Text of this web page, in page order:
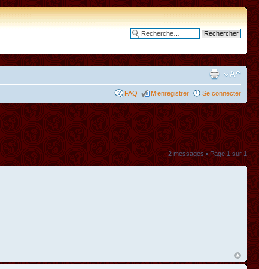
FAQ M’enregistrer Se connecter
2 messages • Page1sur1